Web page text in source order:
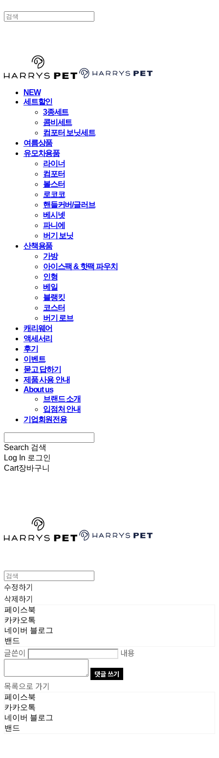
NEW
세트할인
3종세트
콤비세트
컴포터 보닛세트
여름상품
유모차용품
라이너
컴포터
볼스터
로코코
핸들커버/글러브
베시넷
파니에
버기 보닛
산책용품
가방
아이스팩 & 핫팩 파우치
인형
베일
블랭킷
코스터
버기 로브
캐리웨어
액세서리
후기
이벤트
묻고 답하기
제품 사용 안내
About us
브랜드 소개
입점처 안내
기업회원전용
Search 검색
Log In 로그인
Cart장바구니
수정하기
삭제하기
페이스북
카카오톡
네이버 블로그
밴드
글쓴이 내용
댓글 쓰기
목록으로 가기
페이스북
카카오톡
네이버 블로그
밴드